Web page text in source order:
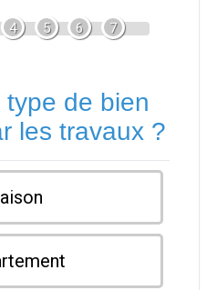
4 5 6 7
de bien
les travaux ?